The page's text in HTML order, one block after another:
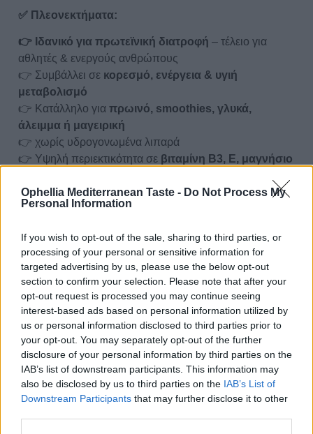
Ophellia Mediterranean Taste - Do Not Process My
Personal Information
If you wish to opt-out of the sale, sharing to third parties, or
processing of your personal or sensitive information for
targeted advertising by us, please use the below opt-out
section to confirm your selection. Please note that after your
opt-out request is processed you may continue seeing
interest-based ads based on personal information utilized by
us or personal information disclosed to third parties prior to
your opt-out. You may separately opt-out of the further
disclosure of your personal information by third parties on the
IAB’s list of downstream participants. This information may
also be disclosed by us to third parties on the IAB’s List of
Downstream Participants that may further disclose it to other
✅ Πλεονεκτήματα:
👉 Ιδανικό για πρωτεϊνική διατροφή – τέλειο για
αθλητές & ενεργούς ανθρώπους
👉 Συμβάλλει σε κορεσμό, ενέργεια & υγιή
μεταβολισμό
👉 Κατάλληλο για πρωινό, smoothies, γλυκά,
άλειμμα ή μαγειρική
👉 χωρίς υδρογονωμένα λιπαρά
👉 Υψηλή περιεκτικότητα σε βιταμίνη Β3, Ε, μαγνήσιο
👉 Φυσική επιλογή για σνακ χωρίς ενοχές!
τίποτα περιττό.
Η ενέργεια της φύσης σε κάθε κουταλιά.
Διατροφικά Στοιχεία
Επιπλέον Πληροφορίες
Κωδικός προϊόντος:PB513
Κατηγορία: Φιστικοβούτηρο
Ετικέτα: Χωρίς Ζάχαρη